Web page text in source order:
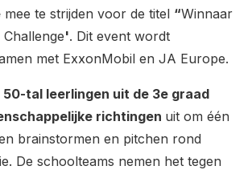
mee te strijden voor de titel “Winnaar
'. Dit event wordt
met ExxonMobil en JA Europe.
50-tal leerlingen uit de 3e graad
richtingen uit om één
brainstormen en pitchen rond
De schoolteams nemen het tegen